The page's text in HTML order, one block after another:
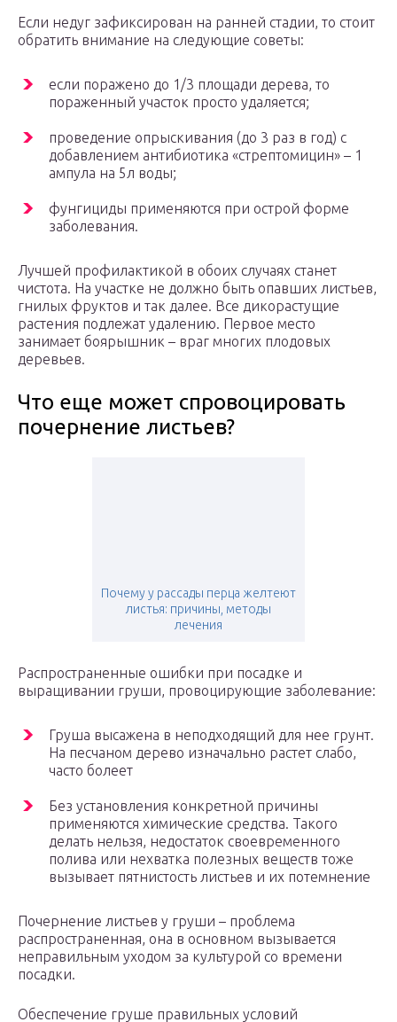
Если недуг зафиксирован на ранней стадии, то стоит
обратить внимание на следующие советы:
если поражено до 1/3 площади дерева, то
пораженный участок просто удаляется;
проведение опрыскивания (до 3 раз в год) с
добавлением антибиотика «стрептомицин» – 1
ампула на 5л воды;
фунгициды применяются при острой форме
заболевания.
Лучшей профилактикой в обоих случаях станет
чистота. На участке не должно быть опавших листьев,
гнилых фруктов и так далее. Все дикорастущие
растения подлежат удалению. Первое место
занимает боярышник – враг многих плодовых
деревьев.
Что еще может спровоцировать
почернение листьев?
Почему у рассады перца желтеют
листья: причины, методы
лечения
Распространенные ошибки при посадке и
выращивании груши, провоцирующие заболевание:
Груша высажена в неподходящий для нее грунт.
На песчаном дерево изначально растет слабо,
часто болеет
Без установления конкретной причины
применяются химические средства. Такого
делать нельзя, недостаток своевременного
полива или нехватка полезных веществ тоже
вызывает пятнистость листьев и их потемнение
Почернение листьев у груши – проблема
распространенная, она в основном вызывается
неправильным уходом за культурой со времени
посадки.
Обеспечение груше правильных условий